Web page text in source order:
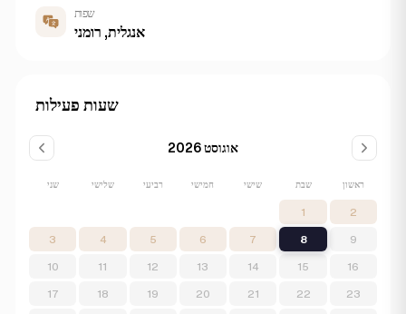
שפות
אנגלית, רומני
שעות פעילות
אוגוסט 2026
שני שלישי רביעי חמישי שישי שבת ראשון
1 2
3 4 5 6 7 8 9
10 11 12 13 14 15 16
17 18 19 20 21 22 23